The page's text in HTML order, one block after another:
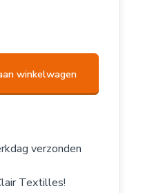
winkelwagen
verzonden
Textilles!